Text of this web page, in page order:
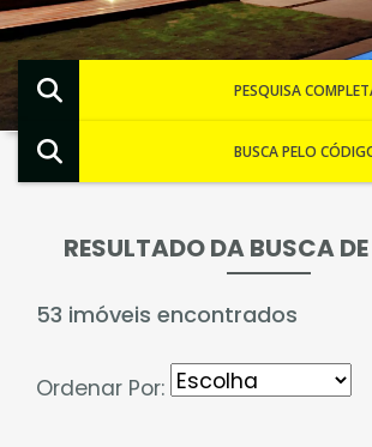
PESQUISA
BUSCA PELO
RESULTADO DA BUSCA
53 imóveis encontrados
Ordenar Por: